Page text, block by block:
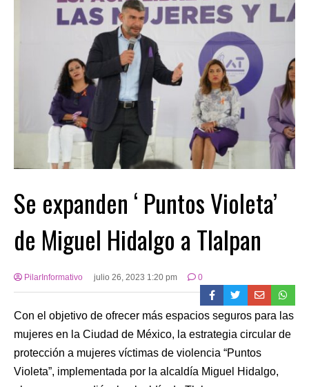
Se expanden ‘ Puntos Violeta’
de Miguel Hidalgo a Tlalpan
PilarInformativo julio 26, 2023 1:20 pm 0
Con el objetivo de ofrecer más espacios seguros para las
mujeres en la Ciudad de México, la estrategia circular de
protección a mujeres víctimas de violencia “Puntos
Violeta”, implementada por la alcaldía Miguel Hidalgo,